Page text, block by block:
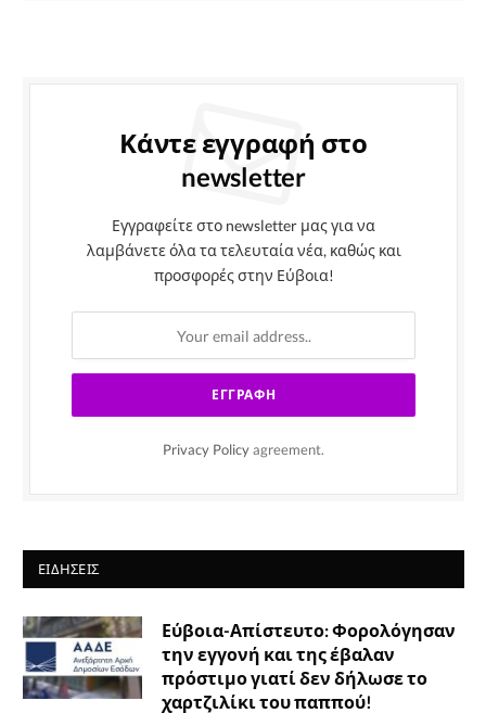
Κάντε εγγραφή στο
newsletter
Εγγραφείτε στο newsletter μας για να
λαμβάνετε όλα τα τελευταία νέα, καθώς και
προσφορές στην Εύβοια!
Privacy Policy agreement.
ΕΙΔΉΣΕΙΣ
Εύβοια-Απίστευτο: Φορολόγησαν
την εγγονή και της έβαλαν
πρόστιμο γιατί δεν δήλωσε το
χαρτζιλίκι του παππού!